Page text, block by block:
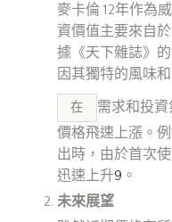
麥卡倫 12年作為
資價值主要來自
據《天下雜誌》
因其獨特的風味
在
需求和投
價格飛速上漲。
出時，由於首次
迅速上升9 。
未來展望